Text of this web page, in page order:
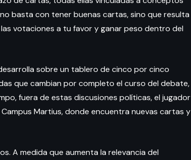
basta con tener buenas cartas, sino que resulta
votaciones a tu favor y ganar peso dentro del
sobre un tablero de cinco por cinco
que cambian por completo el curso del debate,
fuera de estas discusiones políticas, el jugador
Martius, donde encuentra nuevas cartas y
A medida que aumenta la relevancia del